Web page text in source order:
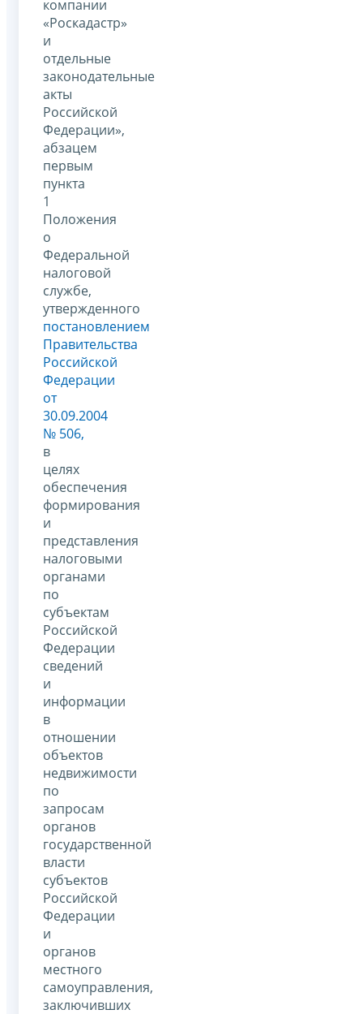
компании
«Роскадастр»
и
отдельные
законодательные
акты
Российской
Федерации»,
абзацем
первым
пункта
1
Положения
о
Федеральной
налоговой
службе,
утвержденного
постановлением
Правительства
Российской
Федерации
от
30.09.2004
№ 506,
в
целях
обеспечения
формирования
и
представления
налоговыми
органами
по
субъектам
Российской
Федерации
сведений
и
информации
в
отношении
объектов
недвижимости
по
запросам
органов
государственной
власти
субъектов
Российской
Федерации
и
органов
местного
самоуправления,
заключивших